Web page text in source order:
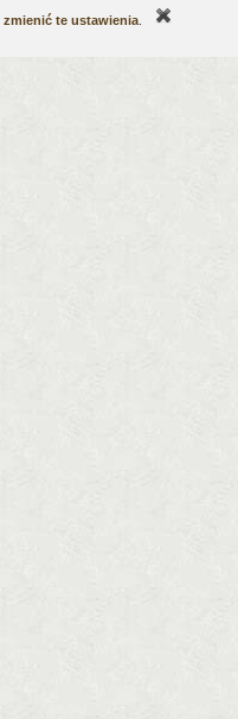
zmienić te ustawienia